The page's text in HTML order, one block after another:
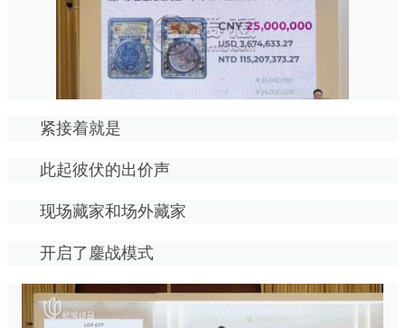
紧接着就是
此起彼伏的出价声
现场藏家和场外藏家
开启了鏖战模式